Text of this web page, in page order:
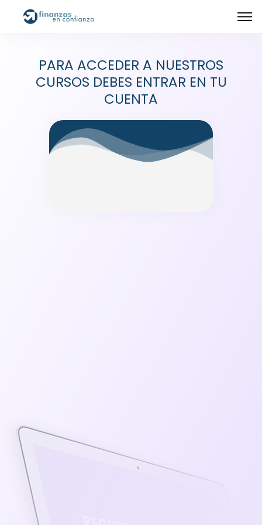
PARA ACCEDER A NUESTROS
CURSOS DEBES ENTRAR EN TU
CUENTA